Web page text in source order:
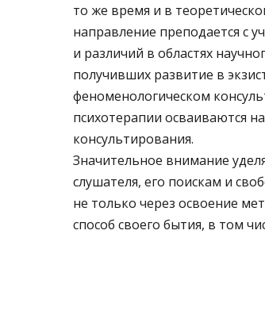
то же время и в
направление преподается с
и различий в областях
получивших развитие в
феноменологическом
психотерапии осваиваются
консультирования.
Значительное внимание
слушателя, его поискам и
не только через освоение
способ своего бытия, в том